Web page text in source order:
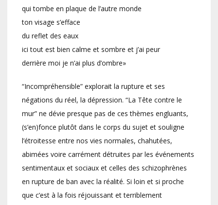
qui tombe en plaque de l’autre monde
ton visage s’efface
du reflet des eaux
ici tout est bien calme et sombre et j’ai peur
derrière moi je n’ai plus d’ombre»
“Incompréhensible” explorait la rupture et ses
négations du réel, la dépression. “La Tête contre le
mur” ne dévie presque pas de ces thèmes engluants,
(s’en)fonce plutôt dans le corps du sujet et souligne
l’étroitesse entre nos vies normales, chahutées,
abimées voire carrément détruites par les événements
sentimentaux et sociaux et celles des schizophrènes
en rupture de ban avec la réalité. Si loin et si proche
que c’est à la fois réjouissant et terriblement